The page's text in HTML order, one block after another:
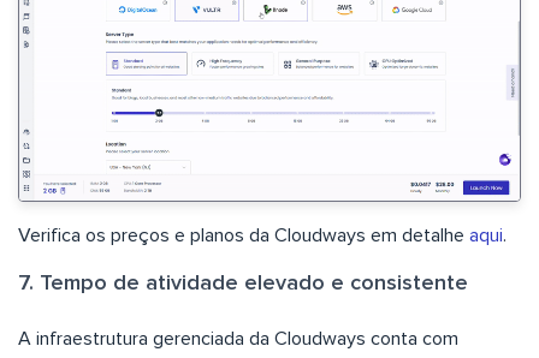
Verifica os preços e planos da Cloudways em detalhe aqui.
7. Tempo de atividade elevado e consistente
A infraestrutura gerenciada da Cloudways conta com